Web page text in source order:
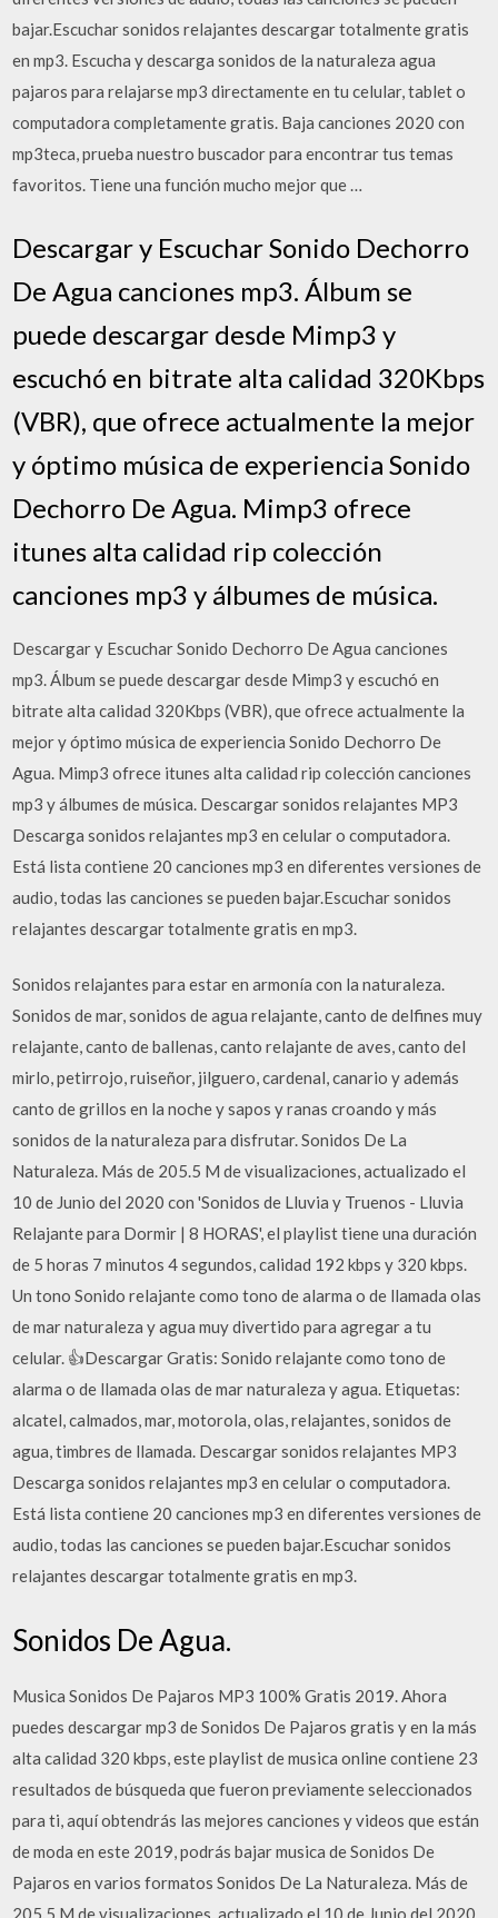
bajar.Escuchar sonidos relajantes descargar totalmente gratis
en mp3. Escucha y descarga sonidos de la naturaleza agua
pajaros para relajarse mp3 directamente en tu celular, tablet o
computadora completamente gratis. Baja canciones 2020 con
mp3teca, prueba nuestro buscador para encontrar tus temas
favoritos. Tiene una función mucho mejor que …
Descargar y Escuchar Sonido Dechorro
De Agua canciones mp3. Álbum se
puede descargar desde Mimp3 y
escuchó en bitrate alta calidad 320Kbps
(VBR), que ofrece actualmente la mejor
y óptimo música de experiencia Sonido
Dechorro De Agua. Mimp3 ofrece
itunes alta calidad rip colección
canciones mp3 y álbumes de música.
Descargar y Escuchar Sonido Dechorro De Agua canciones
mp3. Álbum se puede descargar desde Mimp3 y escuchó en
bitrate alta calidad 320Kbps (VBR), que ofrece actualmente la
mejor y óptimo música de experiencia Sonido Dechorro De
Agua. Mimp3 ofrece itunes alta calidad rip colección canciones
mp3 y álbumes de música. Descargar sonidos relajantes MP3
Descarga sonidos relajantes mp3 en celular o computadora.
Está lista contiene 20 canciones mp3 en diferentes versiones de
audio, todas las canciones se pueden bajar.Escuchar sonidos
relajantes descargar totalmente gratis en mp3.
Sonidos relajantes para estar en armonía con la naturaleza.
Sonidos de mar, sonidos de agua relajante, canto de delfines muy
relajante, canto de ballenas, canto relajante de aves, canto del
mirlo, petirrojo, ruiseñor, jilguero, cardenal, canario y además
canto de grillos en la noche y sapos y ranas croando y más
sonidos de la naturaleza para disfrutar. Sonidos De La
Naturaleza. Más de 205.5 M de visualizaciones, actualizado el
10 de Junio del 2020 con 'Sonidos de Lluvia y Truenos - Lluvia
Relajante para Dormir | 8 HORAS', el playlist tiene una duración
de 5 horas 7 minutos 4 segundos, calidad 192 kbps y 320 kbps.
Un tono Sonido relajante como tono de alarma o de llamada olas
de mar naturaleza y agua muy divertido para agregar a tu
celular. 👍Descargar Gratis: Sonido relajante como tono de
alarma o de llamada olas de mar naturaleza y agua. Etiquetas:
alcatel, calmados, mar, motorola, olas, relajantes, sonidos de
agua, timbres de llamada. Descargar sonidos relajantes MP3
Descarga sonidos relajantes mp3 en celular o computadora.
Está lista contiene 20 canciones mp3 en diferentes versiones de
audio, todas las canciones se pueden bajar.Escuchar sonidos
relajantes descargar totalmente gratis en mp3.
Sonidos De Agua.
Musica Sonidos De Pajaros MP3 100% Gratis 2019. Ahora
puedes descargar mp3 de Sonidos De Pajaros gratis y en la más
alta calidad 320 kbps, este playlist de musica online contiene 23
resultados de búsqueda que fueron previamente seleccionados
para ti, aquí obtendrás las mejores canciones y videos que están
de moda en este 2019, podrás bajar musica de Sonidos De
Pajaros en varios formatos Sonidos De La Naturaleza. Más de
205.5 M de visualizaciones, actualizado el 10 de Junio del 2020